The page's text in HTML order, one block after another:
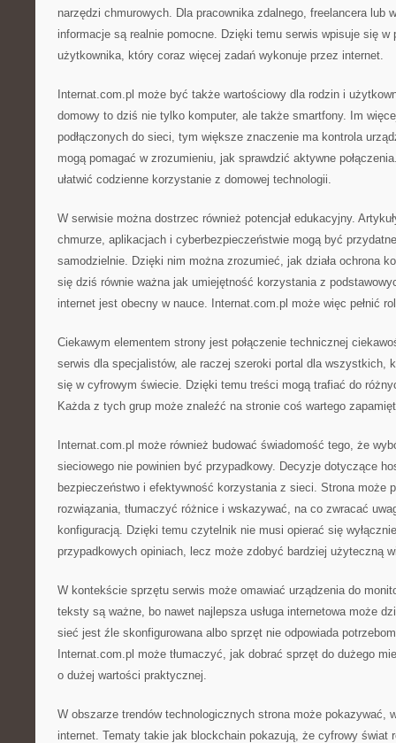
narzędzi chmurowych. Dla pracownika zdalnego, freelancera lub
informacje są realnie pomocne. Dzięki temu serwis wpisuje się w
użytkownika, który coraz więcej zadań wykonuje przez internet.
Internat.com.pl może być także wartościowy dla rodzin i
domowy to dziś nie tylko komputer, ale także smartfony. Im
podłączonych do sieci, tym większe znaczenie ma kontrola
mogą pomagać w zrozumieniu, jak sprawdzić aktywne
ułatwić codzienne korzystanie z domowej technologii.
W serwisie można dostrzec również potencjał edukacyjny.
chmurze, aplikacjach i cyberbezpieczeństwie mogą być
samodzielnie. Dzięki nim można zrozumieć, jak działa ochrona
się dziś równie ważna jak umiejętność korzystania z
internet jest obecny w nauce. Internat.com.pl może więc pełnić
Ciekawym elementem strony jest połączenie technicznej
serwis dla specjalistów, ale raczej szeroki portal dla wszystkich,
się w cyfrowym świecie. Dzięki temu treści mogą trafiać do
Każda z tych grup może znaleźć na stronie coś wartego
Internat.com.pl może również budować świadomość tego, że
sieciowego nie powinien być przypadkowy. Decyzje dotyczące
bezpieczeństwo i efektywność korzystania z sieci. Strona może
rozwiązania, tłumaczyć różnice i wskazywać, na co zwracać
konfiguracją. Dzięki temu czytelnik nie musi opierać się
przypadkowych opiniach, lecz może zdobyć bardziej użyteczną
W kontekście sprzętu serwis może omawiać urządzenia do
teksty są ważne, bo nawet najlepsza usługa internetowa może
sieć jest źle skonfigurowana albo sprzęt nie odpowiada
Internat.com.pl może tłumaczyć, jak dobrać sprzęt do dużego
o dużej wartości praktycznej.
W obszarze trendów technologicznych strona może pokazywać,
internet. Tematy takie jak blockchain pokazują, że cyfrowy świat